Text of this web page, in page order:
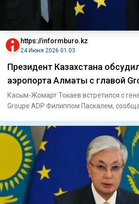
https://informburo.kz
24 Июня 2026 01:03
Президент Казахстана
аэропорта Алматы с главой
Касым-Жомарт Токаев встретился с
Groupe ADP Филиппом Паскалем,